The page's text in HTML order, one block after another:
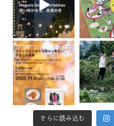
さらに読み込む